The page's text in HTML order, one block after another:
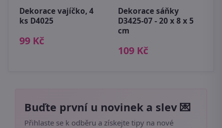
Dekorace vajíčko, 4
ks D4025
99 Kč
Dekorace sáňky
D3425-07 - 20 x 8 x 5
cm
109 Kč
Buďte první u novinek a slev 💌
Přihlaste se k odběru a získejte tipy na nové